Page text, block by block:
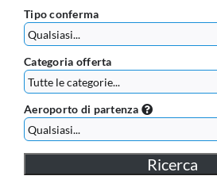
Tipo conferma
Categoria offerta
Aeroporto di partenza